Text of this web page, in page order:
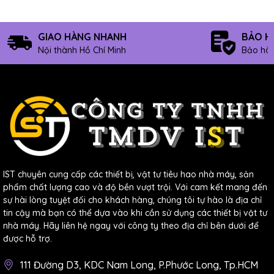
4. Đặc tính nổi bật chỉ có của chà nhám
Được sản xuất trên dây chuyền máy móc hiện đại
của Nhật Bản
Giấy dai và dẻo: chà được vào mọi góc của sản
Giấy được sản xuất đặc biệt có thể ngâm vào nước
thoải mái trong nhiều giờ mà không bị hư nhám
Hạt cát rất cứng và sắc: tiết kiệm thời gian chà và
sức lực con người, tiết kiệm điện năng khi sử dụng
máy chà nhám
Hạt cát đều: cho ra bề mặt sản phẩm tuyệt hảo
GIAO HÀNG NHANH
Nội thành Hồ Chí Minh
BẢO
Bảo
IST chuyên cung cấp các thiết bị, vật tư tiêu hao nhà máy, sản
phẩm chất lượng cao và độ bền vượt trội. Với cam kết mang đến
sự hài lòng tuyệt đối cho khách hàng, chúng tôi tự hào là địa chỉ
tin cậy mà bạn có thể dựa vào khi cần sử dụng các thiết bị vật tư
nhà máy. Hãy liên hệ ngay với công ty theo địa chỉ bên dưới để
được hỗ trợ.
111 Đường D3, KDC Nam Long, P.Phước Long, Tp.HCM